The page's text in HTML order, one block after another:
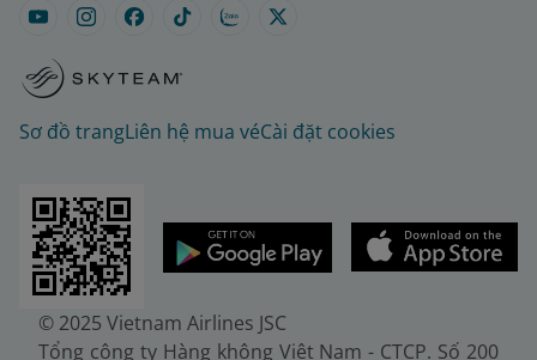
Sơ đồ trangLiên hệ mua véCài đặt cookies
© 2025 Vietnam Airlines JSC
Tổng công ty Hàng không Việt Nam - CTCP. Số 200